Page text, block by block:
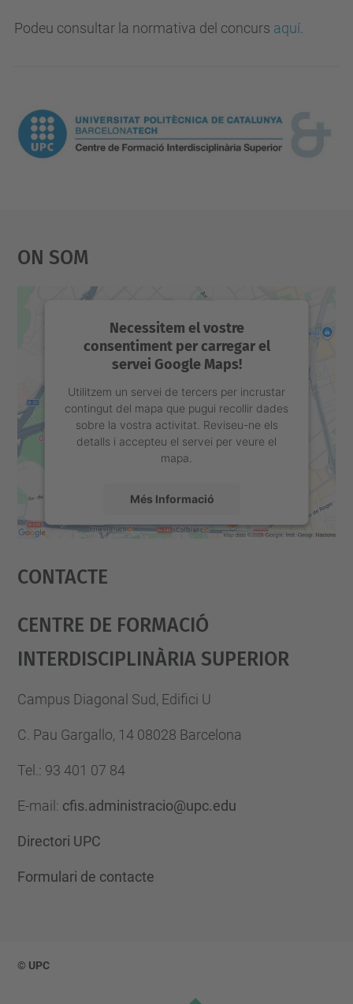
Podeu consultar la normativa del concurs aquí
On Som
Necessitem el vostre
consentiment per carregar el
servei Google Maps!
Utilitzem un servei de tercers per incrustar
contingut del mapa que pugui recollir dades
sobre la vostra activitat. Reviseu-ne els
detalls i accepteu el servei per veure el
mapa.
Més Informació
powered by
Contacte
Centre De Formació
Interdisciplinària Superior
Campus Diagonal Sud, Edifici U
C. Pau Gargallo, 14 08028 Barcelona
Tel. : 93 401 07 84
E-mail : cfis.administracio@upc.edu
Directori UPC
Formulari de contacte
© UPC